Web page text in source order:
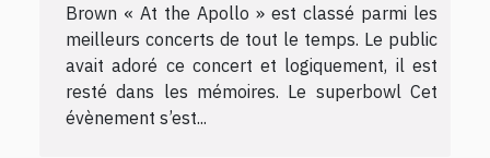
Brown « At the Apollo » est classé parmi les
meilleurs concerts de tout le temps. Le public
avait adoré ce concert et logiquement, il est
resté dans les mémoires. Le superbowl Cet
évènement s’est...